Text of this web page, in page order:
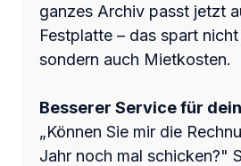
ganzes Archiv passt jetzt
Festplatte – das spart
sondern auch Mietkosten.
Besserer Service für
„Können Sie mir die
Jahr noch mal schicken?"